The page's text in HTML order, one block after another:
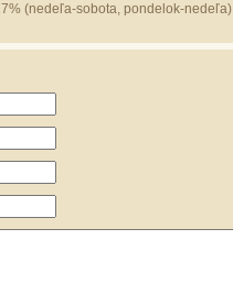
(nedeľa-sobota, pondelok-nedeľa)